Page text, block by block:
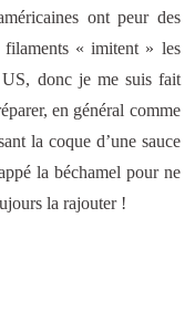
ont peur des
« imitent » les
US, donc je me suis fait
en général comme
la coque d’une sauce
la béchamel pour ne
la rajouter !